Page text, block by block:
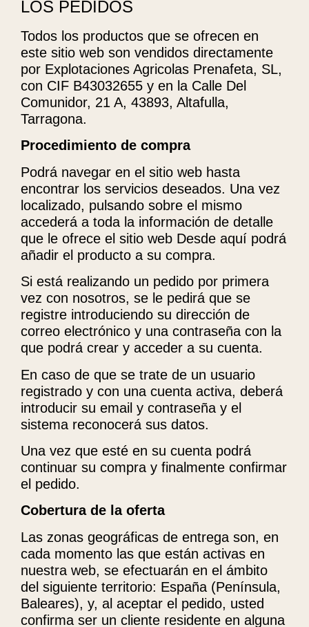
LOS PEDIDOS
Todos los productos que se ofrecen en
este sitio web son vendidos directamente
por Explotaciones Agricolas Prenafeta, SL,
con CIF B43032655 y en la Calle Del
Comunidor, 21 A, 43893, Altafulla,
Tarragona.
Procedimiento de compra
Podrá navegar en el sitio web hasta
encontrar los servicios deseados. Una vez
localizado, pulsando sobre el mismo
accederá a toda la información de detalle
que le ofrece el sitio web Desde aquí podrá
añadir el producto a su compra.
Si está realizando un pedido por primera
vez con nosotros, se le pedirá que se
registre introduciendo su dirección de
correo electrónico y una contraseña con la
que podrá crear y acceder a su cuenta.
En caso de que se trate de un usuario
registrado y con una cuenta activa, deberá
introducir su email y contraseña y el
sistema reconocerá sus datos.
Una vez que esté en su cuenta podrá
continuar su compra y finalmente confirmar
el pedido.
Cobertura de la oferta
Las zonas geográficas de entrega son, en
cada momento las que están activas en
nuestra web, se efectuarán en el ámbito
del siguiente territorio: España (Península,
Baleares), y, al aceptar el pedido, usted
confirma ser un cliente residente en alguna